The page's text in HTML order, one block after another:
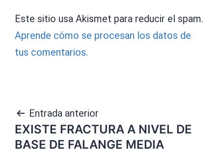
Este sitio usa Akismet para reducir el spam.
Aprende cómo se procesan los datos de
tus comentarios.
Navegación
de
Entrada anterior
EXISTE FRACTURA A NIVEL DE
BASE DE FALANGE MEDIA